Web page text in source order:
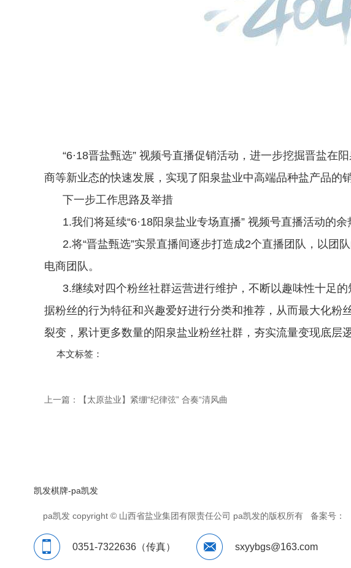
“6·18晋盐甄选” 视频号直播促销活动，进一步挖掘晋盐在
商等新业态的快速发展，实现了阳泉盐业中高端品种盐产品的
下一步工作思路及举措
1.我们将延续“6·18阳泉盐业专场直播” 视频号直播活动的余
2.将“晋盐甄选”实景直播间逐步打造成2个直播团队，以团
电商团队。
3.继续对四个粉丝社群运营进行维护，不断以趣味性十足的
据粉丝的行为特征和兴趣爱好进行分类和推荐，从而最大化
裂变，累计更多数量的阳泉盐业粉丝社群，夯实流量变现底层
本文标签：
上一篇： 【太原盐业】紧绷“纪律弦” 合奏“清风曲
凯发棋牌-pa凯发
pa凯发 copyright © 山西省盐业集团有限责任公司 pa凯发的版权所有 备案号：
0351-7322636（传真） sxyybgs@163.com